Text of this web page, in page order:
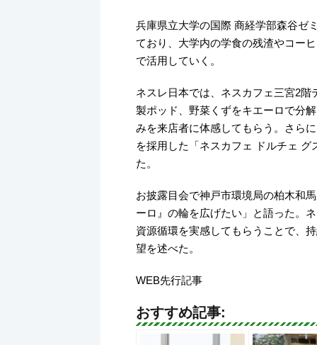
兵庫県立大学の国際 商経学部森谷ゼ
ており、大学内の学食の残渣やコー
で活用していく。
ネスレ日本では、ネスカフェ三宮2
製ポッド、野菜くずをキエーロで分
みを来店者に体感してもらう。さら
を採用した「ネスカフェ ドルチェ
た。
お披露目会で神戸市環境局の柏木和
ーロ』の輪を広げたい」と語った。
資源循環を実感してもらうことで、
望を述べた。
WEB先行記事
おすすめ記事: